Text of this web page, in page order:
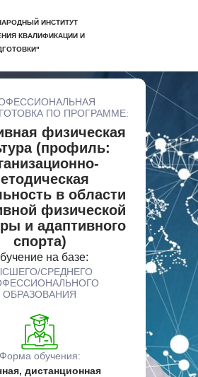
ИНСТИТУТ
КВАЛИФИКАЦИИ И
ПО ПРОГРАММЕ:
физическая
(профиль:
в области
физической
и адаптивного
спорта)
на базе:
СРЕДНЕГО
ОБРАЗОВАНИЯ
Форма обучения:
дистанционная